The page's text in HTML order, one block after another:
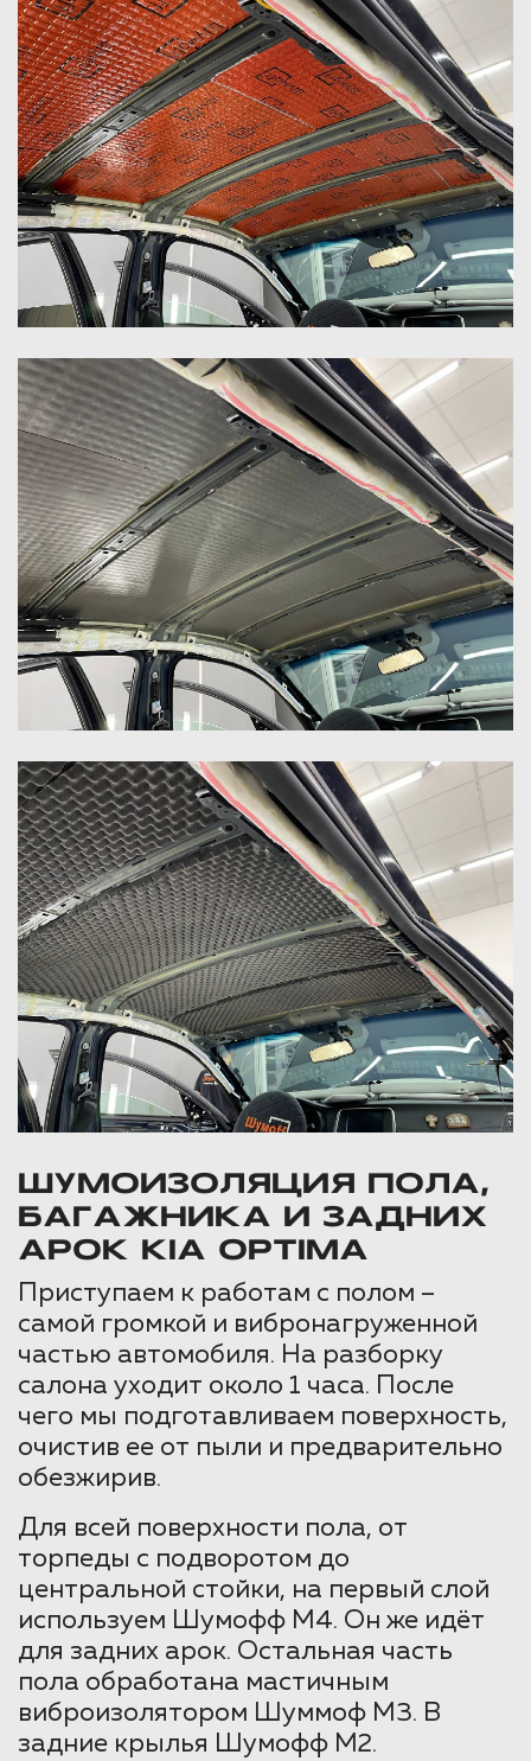
ШУМОИЗОЛЯЦИЯ ПОЛА,
БАГАЖНИКА И ЗАДНИХ
АРОК KIA OPTIMA
Приступаем к работам с полом –
самой громкой и вибронагруженной
частью автомобиля. На разборку
салона уходит около 1 часа. После
чего мы подготавливаем поверхность,
очистив ее от пыли и предварительно
обезжирив.
Для всей поверхности пола, от
торпеды с подворотом до
центральной стойки, на первый слой
используем Шумофф М4. Он же идёт
для задних арок. Остальная часть
пола обработана мастичным
виброизолятором Шуммоф М3. В
задние крылья Шумофф М2.